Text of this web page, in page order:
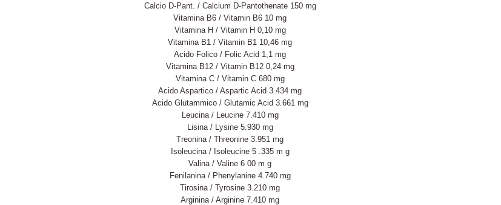
Calcio D-Pant. / Calcium D-Pantothenate 150 mg
Vitamina B6 / Vitamin B6 10 mg
Vitamina H / Vitamin H 0,10 mg
Vitamina B1 / Vitamin B1 10,46 mg
Acido Folico / Folic Acid 1,1 mg
Vitamina B12 / Vitamin B12 0,24 mg
Vitamina C / Vitamin C 680 mg
Acido Aspartico / Aspartic Acid 3.434 mg
Acido Glutammico / Glutamic Acid 3.661 mg
Leucina / Leucine 7.410 mg
Lisina / Lysine 5.930 mg
Treonina / Threonine 3.951 mg
Isoleucina / Isoleucine 5 .335 m g
Valina / Valine 6 00 m g
Fenilanina / Phenylanine 4.740 mg
Tirosina / Tyrosine 3.210 mg
Arginina / Arginine 7.410 mg